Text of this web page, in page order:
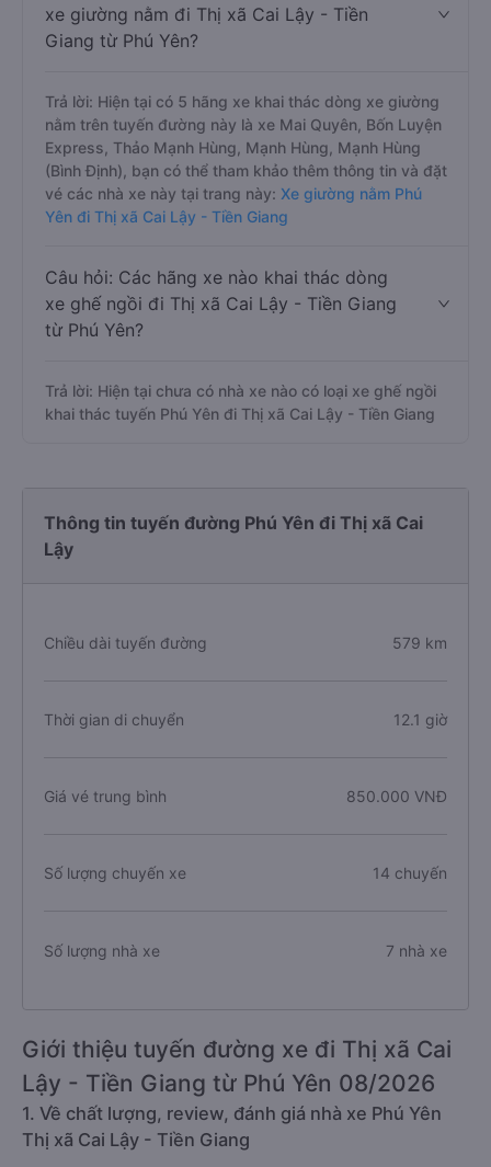
xe giường nằm đi Thị xã Cai Lậy - Tiền
Giang từ Phú Yên?
Trả lời: Hiện tại có 5 hãng xe khai thác dòng xe giường
nằm trên tuyến đường này là xe Mai Quyên, Bốn Luyện
Express, Thảo Mạnh Hùng, Mạnh Hùng, Mạnh Hùng
(Bình Định), bạn có thể tham khảo thêm thông tin và đặt
vé các nhà xe này tại trang này: Xe giường nằm Phú
Yên đi Thị xã Cai Lậy - Tiền Giang
Câu hỏi: Các hãng xe nào khai thác dòng
xe ghế ngồi đi Thị xã Cai Lậy - Tiền Giang
từ Phú Yên?
Trả lời: Hiện tại chưa có nhà xe nào có loại xe ghế ngồi
khai thác tuyến Phú Yên đi Thị xã Cai Lậy - Tiền Giang
Thông tin tuyến đường Phú Yên đi Thị xã Cai
Lậy
Chiều dài tuyến đường 579 km
Thời gian di chuyển 12.1 giờ
Giá vé trung bình 850.000 VNĐ
Số lượng chuyến xe 14 chuyến
Số lượng nhà xe 7 nhà xe
Giới thiệu tuyến đường xe đi Thị xã Cai
Lậy - Tiền Giang từ Phú Yên 08/2026
1. Về chất lượng, review, đánh giá nhà xe Phú Yên
Thị xã Cai Lậy - Tiền Giang